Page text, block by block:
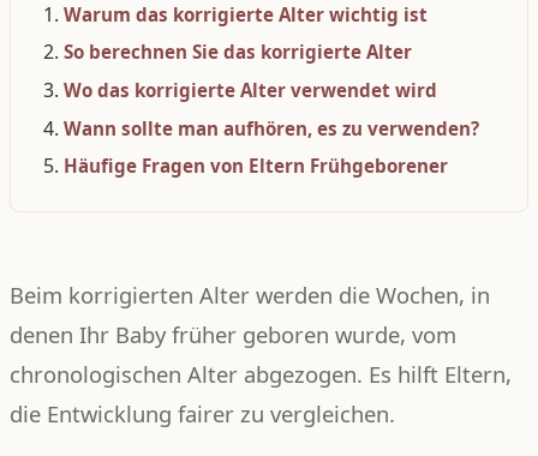
Warum das korrigierte Alter wichtig ist
So berechnen Sie das korrigierte Alter
Wo das korrigierte Alter verwendet wird
Wann sollte man aufhören, es zu verwenden?
Häufige Fragen von Eltern Frühgeborener
Beim korrigierten Alter werden die Wochen, in
denen Ihr Baby früher geboren wurde, vom
chronologischen Alter abgezogen. Es hilft Eltern,
die Entwicklung fairer zu vergleichen.